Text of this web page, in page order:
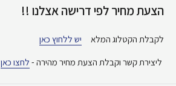
הצעת מחיר לפי דרישה אצלנו !!
לקבלת הקטלוג המלא יש ללחוץ כאן
ליצירת קשר וקבלת הצעת מחיר מהירה - לחצו כאן